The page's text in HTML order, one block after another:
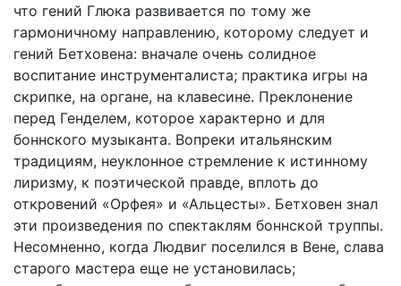
что гений Глюка развивается по тому же
гармоничному направлению, которому следует и
гений Бетховена: вначале очень солидное
воспитание инструменталиста; практика игры на
скрипке, на органе, на клавесине. Преклонение
перед Генделем, которое характерно и для
боннского музыканта. Вопреки итальянским
традициям, неуклонное стремление к истинному
лиризму, к поэтической правде, вплоть до
откровений «Орфея» и «Альцесты». Бетховен знал
эти произведения по спектаклям боннской труппы.
Несомненно, когда Людвиг поселился в Вене, слава
старого мастера еще не установилась;